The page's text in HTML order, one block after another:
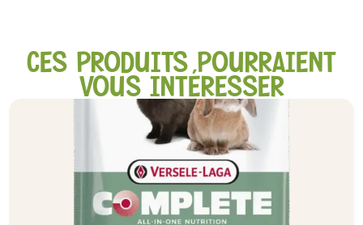
CES PRODUITS POURRAIENT
VOUS INTÉRESSER